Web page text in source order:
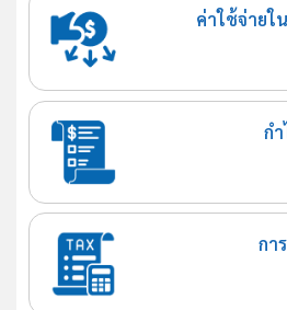
ค่าใช้จ่ายใ
ก
กา